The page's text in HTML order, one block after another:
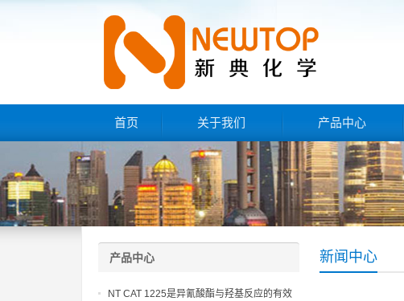
首页 关于我们 产品中心
新闻中心
产品中心
NT CAT 1225是异氰酸酯与羟基反应的有效